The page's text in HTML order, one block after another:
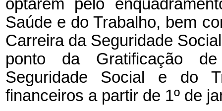
optarem pelo
Saúde e do Trabalho, bem
Carreira da Seguridade
ponto da Gratificação
Seguridade Social e do
financeiros a partir de 1º de